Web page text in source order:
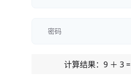
计算结果：9 ＋ 3 =